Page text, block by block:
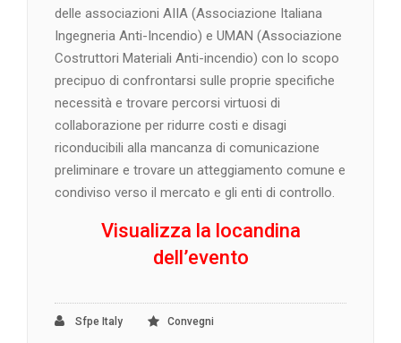
delle associazioni AIIA (Associazione Italiana
Ingegneria Anti-Incendio) e UMAN (Associazione
Costruttori Materiali Anti-incendio) con lo scopo
precipuo di confrontarsi sulle proprie specifiche
necessità e trovare percorsi virtuosi di
collaborazione per ridurre costi e disagi
riconducibili alla mancanza di comunicazione
preliminare e trovare un atteggiamento comune e
condiviso verso il mercato e gli enti di controllo.
Visualizza la locandina
dell’evento
Sfpe Italy Convegni